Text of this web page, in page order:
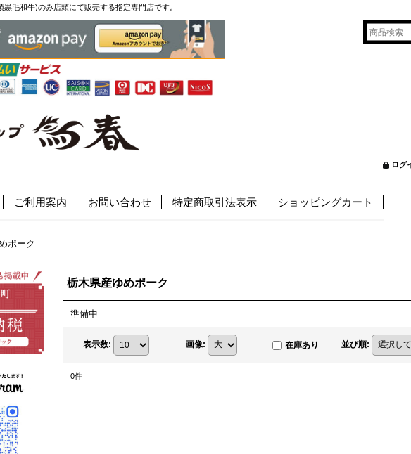
毛和牛)のみ店頭にて販売する指定専門店です。
ログ
ご利用案内 お問い合わせ 特定商取引法表示 ショッピングカート
ポーク
栃木県産ゆめポーク
準備中
表示数: 画像: 在庫あり 並び順:
0件